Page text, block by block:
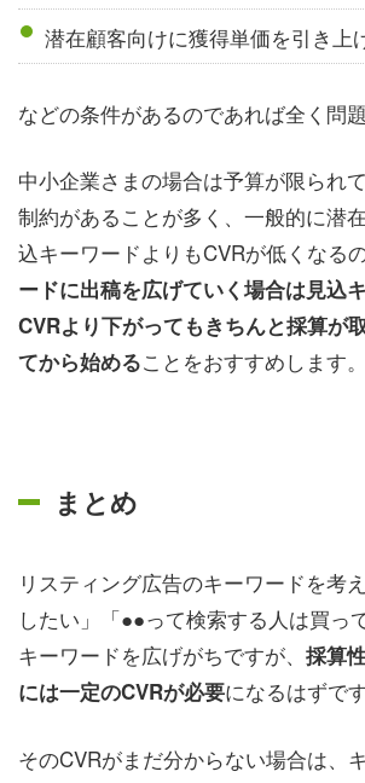
潜在顧客向けに獲得単価を引き上
などの条件があるのであれば全く問題
中小企業さまの場合は予算が限られ
制約があることが多く、一般的に潜
込キーワードよりもCVRが低くなるの
ードに出稿を広げていく場合は見込
CVRより下がってもきちんと採算が
てから始めることをおすすめします。
まとめ
リスティング広告のキーワードを考
したい」「●●って検索する人は買っ
キーワードを広げがちですが、 採算
には一定のCVRが必要になるはずです
そのCVRがまだ分からない場合は、